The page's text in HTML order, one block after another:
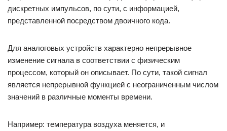
дискретных импульсов, по сути, с информацией,
представленной посредством двоичного кода.
Для аналоговых устройств характерно непрерывное
изменение сигнала в соответствии с физическим
процессом, который он описывает. По сути, такой сигнал
является непрерывной функцией с неограниченным числом
значений в различные моменты времени.
Например: температура воздуха меняется, и